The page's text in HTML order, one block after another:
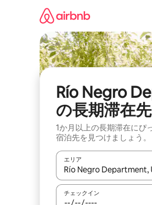
Río Negro
の長期滞在先
1か月以上の長期滞在にぴ
宿泊先を見つけましょう。
エリア
検索結果が表示されたら、
チェックイン